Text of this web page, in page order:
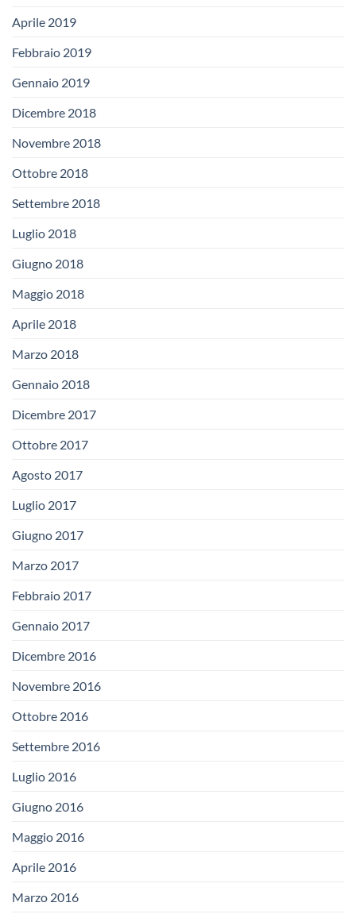
Aprile 2019
Febbraio 2019
Gennaio 2019
Dicembre 2018
Novembre 2018
Ottobre 2018
Settembre 2018
Luglio 2018
Giugno 2018
Maggio 2018
Aprile 2018
Marzo 2018
Gennaio 2018
Dicembre 2017
Ottobre 2017
Agosto 2017
Luglio 2017
Giugno 2017
Marzo 2017
Febbraio 2017
Gennaio 2017
Dicembre 2016
Novembre 2016
Ottobre 2016
Settembre 2016
Luglio 2016
Giugno 2016
Maggio 2016
Aprile 2016
Marzo 2016